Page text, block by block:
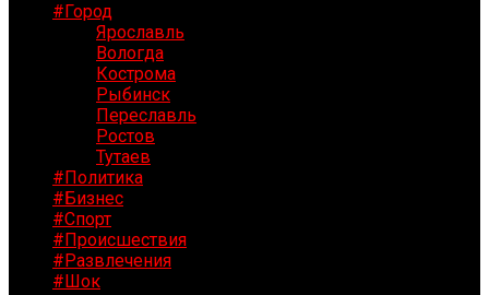
#Город
Ярославль
Вологда
Кострома
Рыбинск
Переславль
Ростов
Тутаев
#Политика
#Бизнес
#Спорт
#Происшествия
#Развлечения
#Шок